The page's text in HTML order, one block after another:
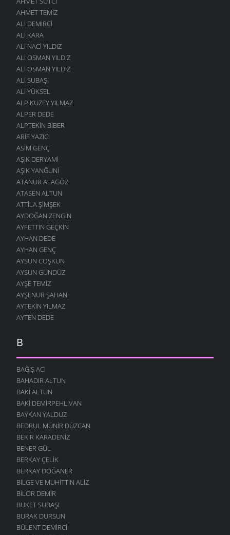
AHMET TEMIZ
ALI DEMIRCI
ALI KARA
ALI NACI YILDIZ
ALI OSMAN YILDIZ
ALI OSMAN YILDIZ
ALI SUBAŞI
ALI YÜKSEL
ALP KUZEY YILMAZ
ALPER DEDE
ALPTEKIN BIBER
ARIF YAZICI
ASIM GENÇ
AŞIK DERYAMI
AŞIK YANĞUNI
ATANUR ALAGÖZ
ATASEN ALTUN
ATTILA ŞIMŞEK
AYDOĞAN ZENGIN
AYFETTIN GEÇKIN
AYHAN DEDE
AYHAN GENÇ
AYSUN COŞKUN
AYSUN GÜNDÜZ
AYŞE TEMIZ
AYŞENUR ŞAHAN
AYTEKIN YILMAZ
AYTEN DEDE
B
BAĞIŞ ACI
BAHADIR ALTUN
BAKI ALTUN
BAKI DEMIRPEHLIVAN
BAYKAN YALDUZ
BEDRUL MÜNIR DÜZCAN
BEKIR KARADENIZ
BENER GÜL
BERKAY ÇELIK
BERKAY DOĞANER
BILGE VE MUHITTIN ALIZ
BILOR DEMIR
BUKET SUBAŞI
BURAK DURSUN
BÜLENT DEMIRCI